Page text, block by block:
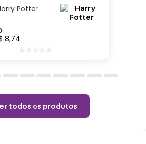
produto na geladeira ou
podem danificar o
químicos ou
Potter
8,74
todos os produtos